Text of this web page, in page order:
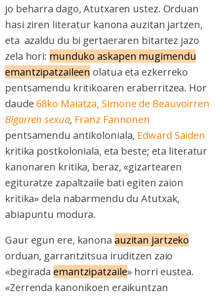
jo beharra dago, Atutxaren ustez. Orduan
hasi ziren literatur kanona auzitan jartzen,
eta azaldu du bi gertaeraren bitartez jazo
zela hori: munduko askapen mugimendu
emantzipatzaileen olatua eta ezkerreko
pentsamendu kritikoaren eraberritzea. Hor
daude 68ko Maiatza, Simone de Beauvoirren
Bigarren sexua, Franz Fannonen
pentsamendu antikoloniala, Edward Saiden
kritika postkoloniala, eta beste; eta literatur
kanonaren kritika, beraz, «gizartearen
egituratze zapaltzaile bati egiten zaion
kritika» dela nabarmendu du Atutxak,
abiapuntu modura.
Gaur egun ere, kanona auzitan jartzeko
orduan, garrantzitsua iruditzen zaio
«begirada emantzipatzaile» horri eustea.
«Zerrenda kanonikoen eraikuntzan